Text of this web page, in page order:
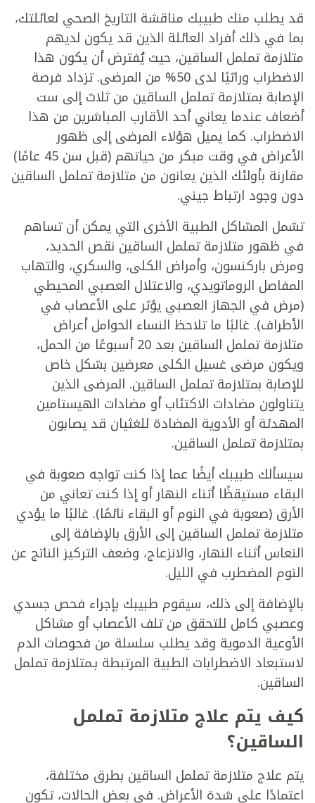
قد يطلب منك طبيبك مناقشة التاريخ الصحي لعائلتك،
بما في ذلك أفراد العائلة الذين قد يكون لديهم
متلازمة تململ الساقين، حيث يُفترض أن يكون هذا
الاضطراب وراثيًا لدى 50% من المرضى. تزداد فرصة
الإصابة بمتلازمة تململ الساقين من ثلاث إلى ست
أضعاف عندما يعاني أحد الأقارب المباشرين من هذا
الاضطراب. كما يميل هؤلاء المرضى إلى ظهور
الأعراض في وقت مبكر من حياتهم (قبل سن 45 عامًا)
مقارنة بأولئك الذين يعانون من متلازمة تململ الساقين
دون وجود ارتباط جيني.
تشمل المشاكل الطبية الأخرى التي يمكن أن تساهم
في ظهور متلازمة تململ الساقين نقص الحديد،
ومرض باركنسون، وأمراض الكلى، والسكري، والتهاب
المفاصل الروماتويدي، والاعتلال العصبي المحيطي
(مرض في الجهاز العصبي يؤثر على الأعصاب في
الأطراف). غالبًا ما تلاحظ النساء الحوامل أعراض
متلازمة تململ الساقين بعد 20 أسبوعًا من الحمل،
ويكون مرضى غسيل الكلى معرضين بشكل خاص
للإصابة بمتلازمة تململ الساقين. المرضى الذين
يتناولون مضادات الاكتئاب أو مضادات الهيستامين
المهدئة أو الأدوية المضادة للغثيان قد يصابون
بمتلازمة تململ الساقين.
سيسألك طبيبك أيضًا عما إذا كنت تواجه صعوبة في
البقاء مستيقظًا أثناء النهار أو إذا كنت تعاني من
الأرق (صعوبة في النوم أو البقاء نائمًا). غالبًا ما يؤدي
متلازمة تململ الساقين إلى الأرق بالإضافة إلى
النعاس أثناء النهار، والانزعاج، وضعف التركيز الناتج عن
النوم المضطرب في الليل.
بالإضافة إلى ذلك، سيقوم طبيبك بإجراء فحص جسدي
وعصبي كامل للتحقق من تلف الأعصاب أو مشاكل
الأوعية الدموية وقد يطلب سلسلة من فحوصات الدم
لاستبعاد الاضطرابات الطبية المرتبطة بـمتلازمة تململ
الساقين.
كيف يتم علاج متلازمة تململ
الساقين؟
يتم علاج متلازمة تململ الساقين بطرق مختلفة،
اعتمادًا على شدة الأعراض. في بعض الحالات، تكون